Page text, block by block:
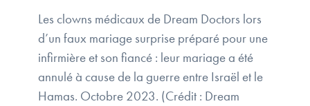
Les clowns médicaux de Dream Doctors lors
d’un faux mariage surprise préparé pour une
infirmière et son fiancé : leur mariage a été
annulé à cause de la guerre entre Israël et le
Hamas. Octobre 2023. (Crédit : Dream